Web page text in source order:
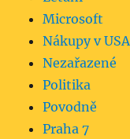
Microsoft
Nákupy v USA
Nezařazené
Politika
Povodně
Praha 7